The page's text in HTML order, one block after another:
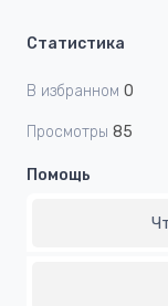
Статистика
В избранном 0
Просмотры 85
Помощь